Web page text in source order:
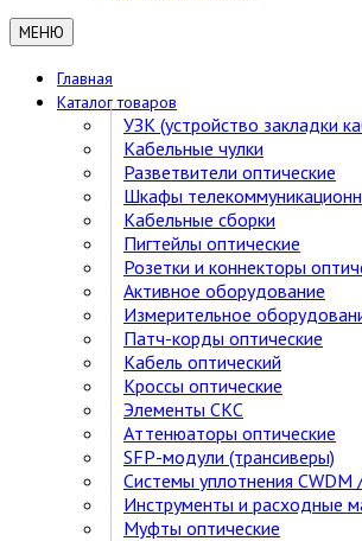
МЕНЮ
Главная
Каталог товаров
УЗК (устройство закладки
Кабельные чулки
Разветвители оптические
Шкафы
Кабельные сборки
Пигтейлы оптические
Розетки и коннекторы
Активное оборудование
Измерительное
Патч-корды оптические
Кабель оптический
Кроссы оптические
Элементы СКС
Аттенюаторы оптические
SFP-модули (трансиверы)
Cистемы уплотнения CWDM
Инструменты и расходные
Муфты оптические